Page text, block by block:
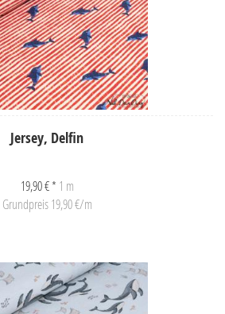
Jersey, Delfin
19,90 € * 1 m
Grundpreis 19,90 €/m